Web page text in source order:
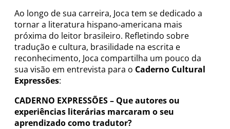
Ao longo de sua carreira, Joca tem se dedicado a
tornar a literatura hispano-americana mais
próxima do leitor brasileiro. Refletindo sobre
tradução e cultura, brasilidade na escrita e
reconhecimento, Joca compartilha um pouco da
sua visão em entrevista para o Caderno Cultural
Expressões:
CADERNO EXPRESSÕES – Que autores ou
experiências literárias marcaram o seu
aprendizado como tradutor?